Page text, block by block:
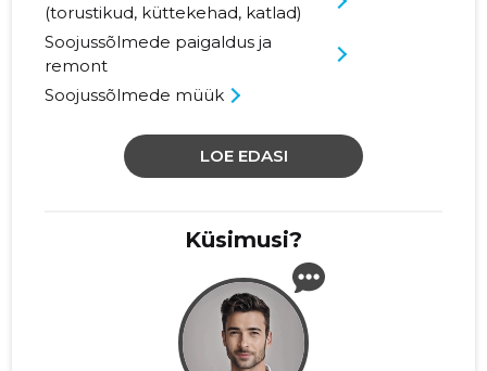
(torustikud, küttekehad, katlad)
Soojussõlmede paigaldus ja
remont
Soojussõlmede müük
LOE EDASI
Küsimusi?